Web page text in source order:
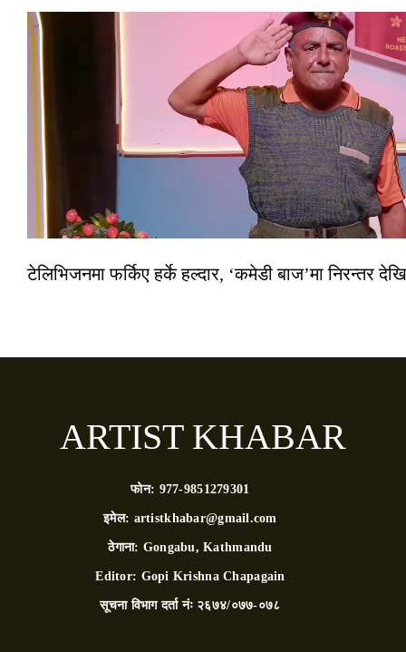
टेलिभिजनमा फर्किए हर्के हल्दार, ‘कमेडी बाज’मा निरन्तर
ARTIST KHABAR
फोन: 977-9851279301
इमेल: artistkhabar@gmail.com
ठेगाना: Gongabu, Kathmandu
Editor: Gopi Krishna Chapagain
सूचना विभाग दर्ता नंः २६७४/०७७-०७८